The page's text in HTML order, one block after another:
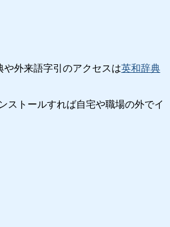
外来語字引のアクセスは英和辞典
ストールすれば自宅や職場の外でイ